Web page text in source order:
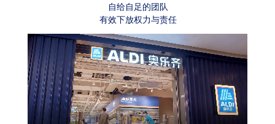
自给自足的团队
有效下放权力与责任